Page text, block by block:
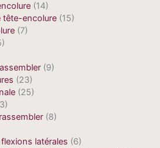
(14)
tête-encolure (15)
(7)
(9)
(23)
(25)
(8)
latérales (6)